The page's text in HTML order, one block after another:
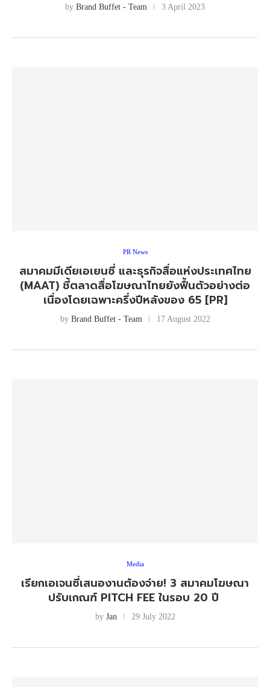
by Brand Buffet - Team 3 April 2023
PR News
สมาคมมีเดียเอเยนซี่ และธุรกิจสื่อแห่งประเทศไทย
(MAAT) ชี้ตลาดสื่อโฆษณาไทยยังฟื้นตัวอย่างต่อ
เนื่องโดยเฉพาะครึ่งปีหลังของ 65 [PR]
by Brand Buffet - Team 17 August 2022
Media
เรียกเอเจนซี่เสนองานต้องจ่าย! 3 สมาคมโฆษณา
ปรับเกณฑ์ PITCH FEE ในรอบ 20 ปี
by Jan 29 July 2022